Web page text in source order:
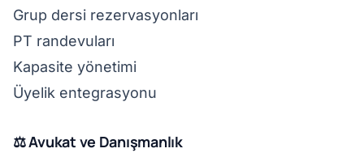
Grup dersi rezervasyonları
PT randevuları
Kapasite yönetimi
Üyelik entegrasyonu
⚖️ Avukat ve Danışmanlık